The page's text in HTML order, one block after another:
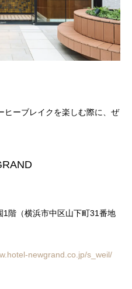
ヒーブレイクを楽しむ際に、ぜ
1階（横浜市中区山下町31番地
newgrand.co.jp/s_weil/